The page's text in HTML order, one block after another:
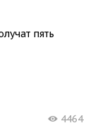
пять
4464